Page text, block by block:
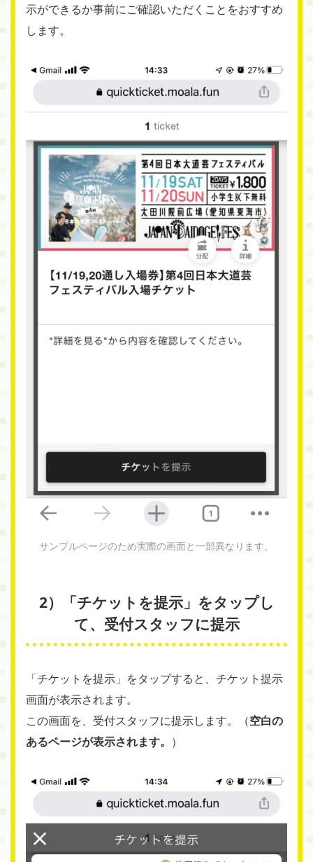
示ができるか事前にご確認いただくことをおすすめ
します。
サンプルページのため実際の画面と一部異なります。
2）「チケットを提示」をタップし
て、受付スタッフに提示
「チケットを提示」をタップすると、チケット提示
画面が表示されます。
この画面を、受付スタッフに提示します。（空白の
あるページが表示されます。 ）